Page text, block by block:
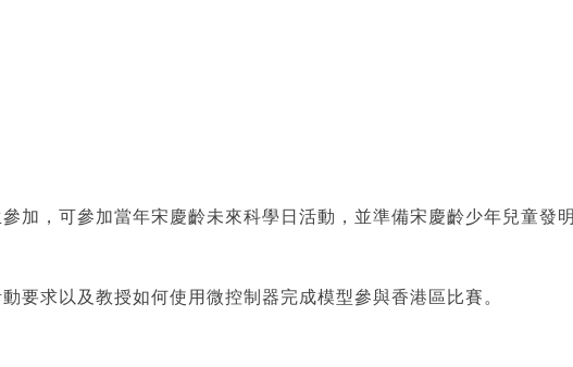
加，可參加當年宋慶齡未來科學日活動，並準備宋慶齡少年兒童發
要求以及教授如何使用微控制器完成模型參與香港區比賽。